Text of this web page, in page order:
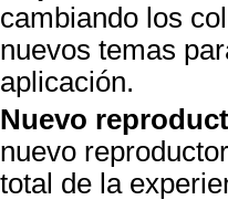
cambiando los
nuevos temas
aplicación.
Nuevo
nuevo
total de la